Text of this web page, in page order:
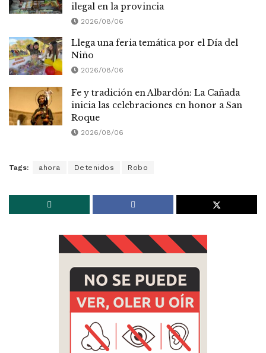
ilegal en la provincia
2026/08/06
Llega una feria temática por el Día del
Niño
2026/08/06
Fe y tradición en Albardón: La Cañada
inicia las celebraciones en honor a San
Roque
2026/08/06
Tags: ahora Detenidos Robo